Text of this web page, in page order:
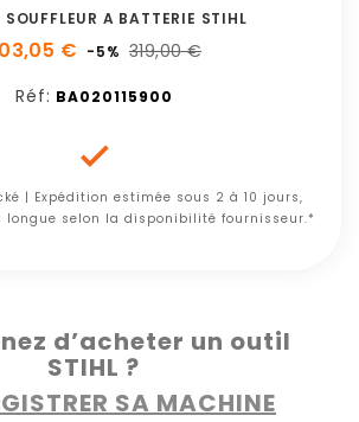
A BATTERIE STIHL
€ -5% 319,00 €
Réf: BA020115900

| Expédition estimée sous 2 à 10 jours,
longue selon la disponibilité fournisseur.*
d’acheter un outil
STIHL ?
SA MACHINE